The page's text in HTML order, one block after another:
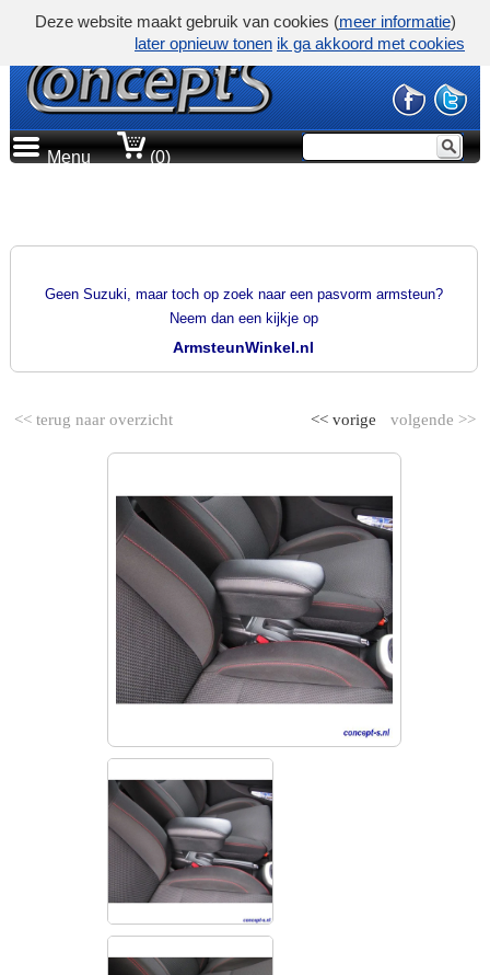
Menu (0)
Geen Suzuki, maar toch op zoek naar een pasvorm armsteun?
Neem dan een kijkje op
ArmsteunWinkel.nl
<< terug naar overzicht volgende >>
<< vorige
Deze website maakt gebruik van cookies (meer informatie)
later opnieuw tonen ik ga akkoord met cookies